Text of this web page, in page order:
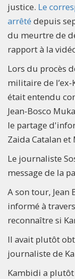
justice. Le
arrêté depuis
du meurtre de
rapport à la
Lors du procès
militaire de l’ex-
était entendu
Jean-Bosco
le partage
Zaida Catalan et
Le journaliste
message de la
A son tour,
informé à
reconnaître si
Il avait plutôt
journaliste de
Kambidi a